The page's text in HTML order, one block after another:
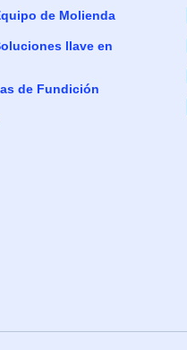
de Molienda
llave en
de Fundición